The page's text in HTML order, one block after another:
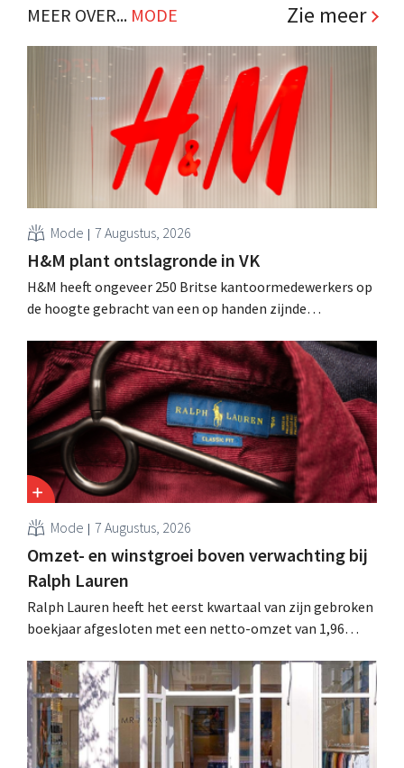
MEER OVER... MODE Zie meer
Mode 7 Augustus, 2026
H&M plant ontslagronde in VK
H&M heeft ongeveer 250 Britse kantoormedewerkers op
de hoogte gebracht van een op handen zijnde
sanering volgt op eerdere ingrepen in Nederland, België
en Spanje waarbij al honderden jobs verloren gingen.
Mode 7 Augustus, 2026
Omzet- en winstgroei boven verwachting bij
Ralph Lauren
Ralph Lauren heeft het eerst kwartaal van zijn gebroken
boekjaar afgesloten met een netto-omzet van 1,96
is dan een jaar eerder. Na die beter dan verwachte start
verhoogt het bedrijf ook zijn vooruitzichten voor het
volledige boekjaar.